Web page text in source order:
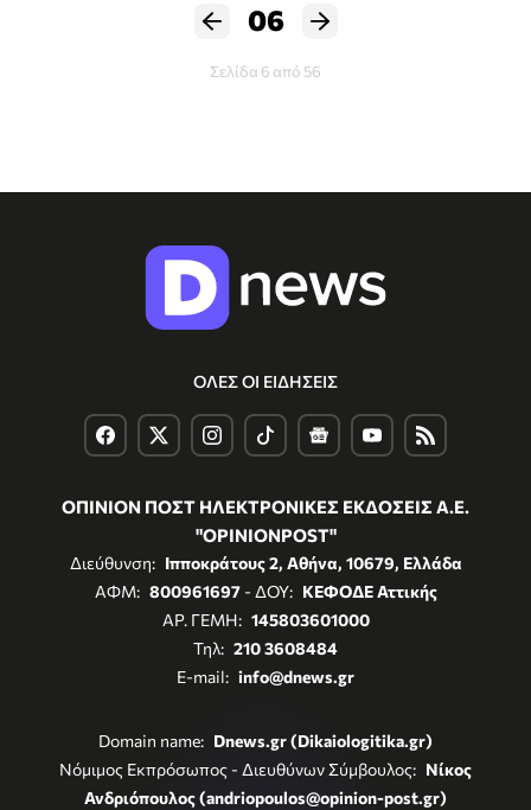
06
Σελίδα 6 από 56
ΟΛΕΣ ΟΙ ΕΙΔΗΣΕΙΣ
ΟΠΙΝΙΟΝ ΠΟΣΤ ΗΛΕΚΤΡΟΝΙΚΕΣ ΕΚΔΟΣΕΙΣ Α.Ε.
"OPINIONPOST"
Διεύθυνση: Ιπποκράτους 2, Αθήνα, 10679, Ελλάδα
ΑΦΜ: 800961697- ΔΟΥ: ΚΕΦΟΔΕ Αττικής
ΑΡ. ΓΕΜΗ: 145803601000
Τηλ: 210 3608484
E-mail: info@dnews.gr
Domain name: Dnews.gr (Dikaiologitika.gr)
Νόμιμος Εκπρόσωπος - Διευθύνων Σύμβουλος: Νίκος
Ανδριόπουλος (andriopoulos@opinion-post.gr)